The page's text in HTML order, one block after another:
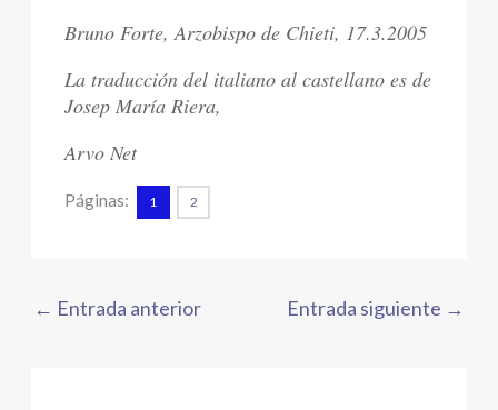
Bruno Forte, Arzobispo de Chieti, 17.3.2005
La traducción del italiano al castellano es de
Josep María Riera,
Arvo Net
Páginas: 1 2
← Entrada anterior Entrada siguiente →